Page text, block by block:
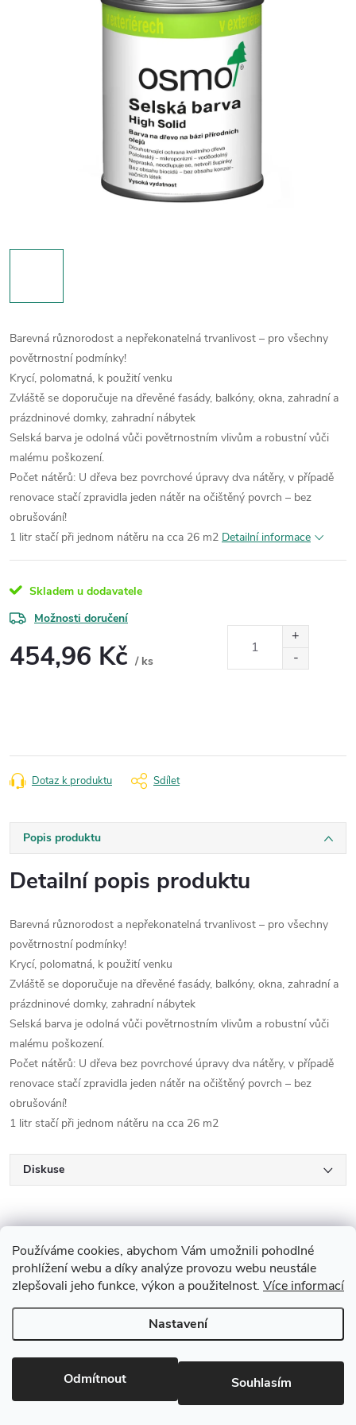
Používáme cookies, abychom Vám umožnili pohodlné
prohlížení webu a díky analýze provozu webu neustále
zlepšovali jeho funkce, výkon a použitelnost. Více informací
Nastavení
Odmítnout Souhlasím
Barevná různorodost a nepřekonatelná trvanlivost – pro všechny
povětrnostní podmínky!
Krycí, polomatná, k použití venku
Zvláště se doporučuje na dřevěné fasády, balkóny, okna, zahradní a
prázdninové domky, zahradní nábytek
Selská barva je odolná vůči povětrnostním vlivům a robustní vůči
malému poškození.
Počet nátěrů: U dřeva bez povrchové úpravy dva nátěry, v případě
renovace stačí zpravidla jeden nátěr na očištěný povrch – bez
obrušování!
1 litr stačí při jednom nátěru na cca 26 m2 Detailní informace
Skladem u dodavatele
Možnosti doručení
454,96 Kč / ks
Dotaz k produktu Sdílet
Popis produktu
Detailní popis produktu
Barevná různorodost a nepřekonatelná trvanlivost – pro všechny
povětrnostní podmínky!
Krycí, polomatná, k použití venku
Zvláště se doporučuje na dřevěné fasády, balkóny, okna, zahradní a
prázdninové domky, zahradní nábytek
Selská barva je odolná vůči povětrnostním vlivům a robustní vůči
malému poškození.
Počet nátěrů: U dřeva bez povrchové úpravy dva nátěry, v případě
renovace stačí zpravidla jeden nátěr na očištěný povrch – bez
obrušování!
1 litr stačí při jednom nátěru na cca 26 m2
Diskuse
Z
á
p
Drevobis Horoměřice. Všechna práva vyhrazena.
nastavení cookies